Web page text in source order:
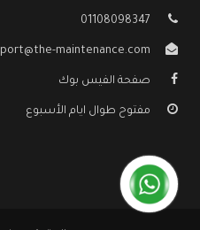
01108098347
maintenance.com
صفحة الفيس بوك
مفتوح طوال ايام الأسبوع